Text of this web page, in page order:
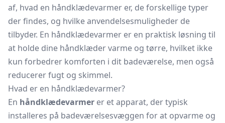
af, hvad en håndklædevarmer er, de forskellige typer
der findes, og hvilke anvendelsesmuligheder de
tilbyder. En håndklædevarmer er en praktisk løsning til
at holde dine håndklæder varme og tørre, hvilket ikke
kun forbedrer komforten i dit badeværelse, men også
reducerer fugt og skimmel.
Hvad er en håndklædevarmer?
En håndklædevarmer er et apparat, der typisk
installeres på badeværelsesvæggen for at opvarme og